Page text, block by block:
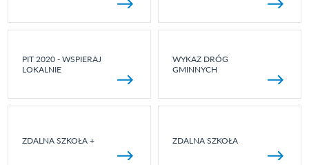
PIT 2020 - WSPIERAJ
LOKALNIE
WYKAZ DRÓG
GMINNYCH
ZDALNA SZKOŁA + ZDALNA SZKOŁA